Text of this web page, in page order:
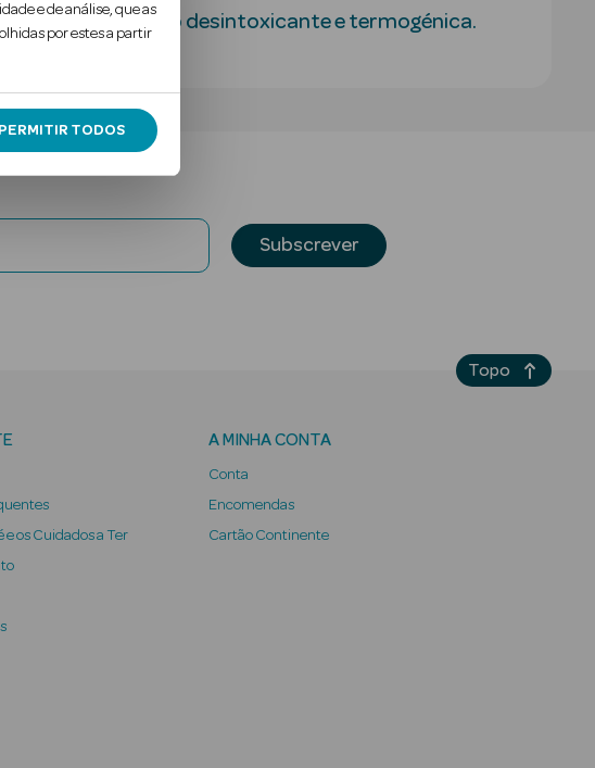
e de análise, que as
por estes a partir
PERMITIR TODOS
uma ação desintoxicante e termogénica.
Subscrever
e os Cuidados a Ter
A MINHA CONTA
Conta
Encomendas
Cartão Continente
Topo